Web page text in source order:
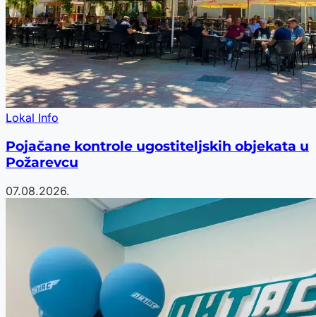
Lokal Info
Pojačane kontrole ugostiteljskih objekata u
Požarevcu
07.08.2026.